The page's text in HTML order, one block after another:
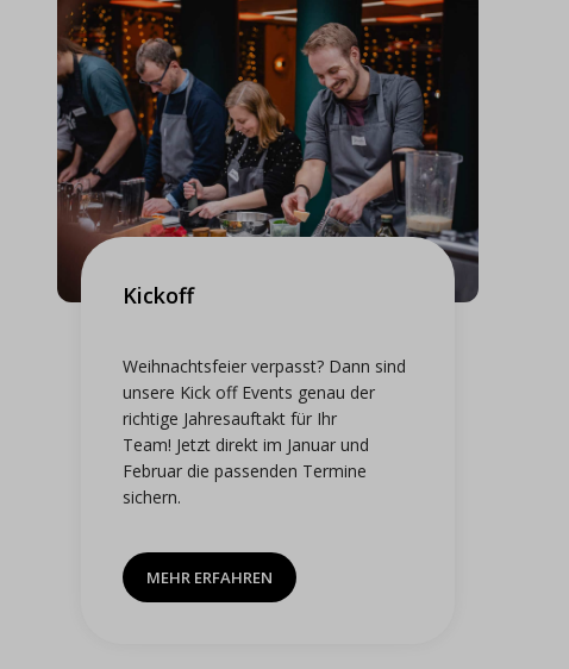
Kickoff
Weihnachtsfeier verpasst? Dann sind
unsere Kick off Events genau der
richtige Jahresauftakt für Ihr
Team! Jetzt direkt im Januar und
Februar die passenden Termine
sichern.
MEHR ERFAHREN